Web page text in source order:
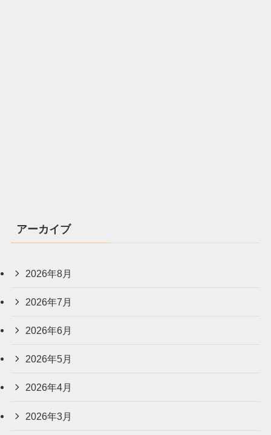
アーカイブ
2026年8月
2026年7月
2026年6月
2026年5月
2026年4月
2026年3月